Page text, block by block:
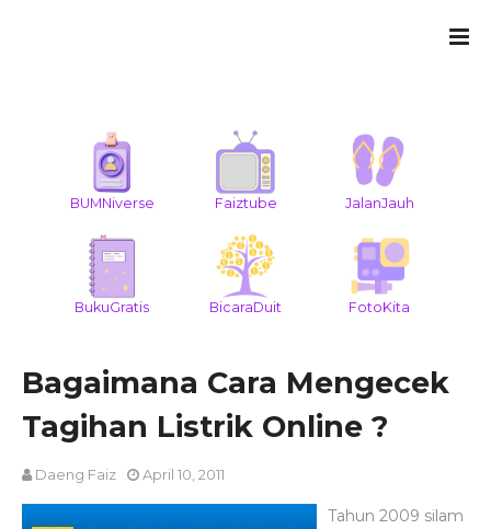
BUMNiverse Faiztube JalanJauh
BukuGratis BicaraDuit FotoKita
Bagaimana Cara Mengecek
Tagihan Listrik Online ?
Daeng Faiz April 10, 2011
Tahun 2009 silam